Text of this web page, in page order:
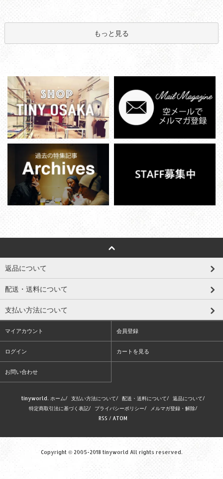
もっと見る
返品について
配送・送料について
支払い方法について
マイアカウント 会員登録
ログイン カートを見る
お問い合わせ
tinyworld. ホーム/ 支払い方法について/ 配送・送料について/ 返品について/
特定商取引法に基づく表記/ プライバシーポリシー/ メルマガ登録・解除/
RSS / ATOM
Copyright © 2005-2018 tinyworld All rights reserved.